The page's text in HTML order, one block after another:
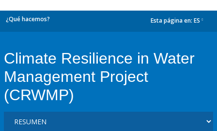
¿Qué hacemos? Esta página en: ES
Climate Resilience in Water
Management Project
(CRWMP)